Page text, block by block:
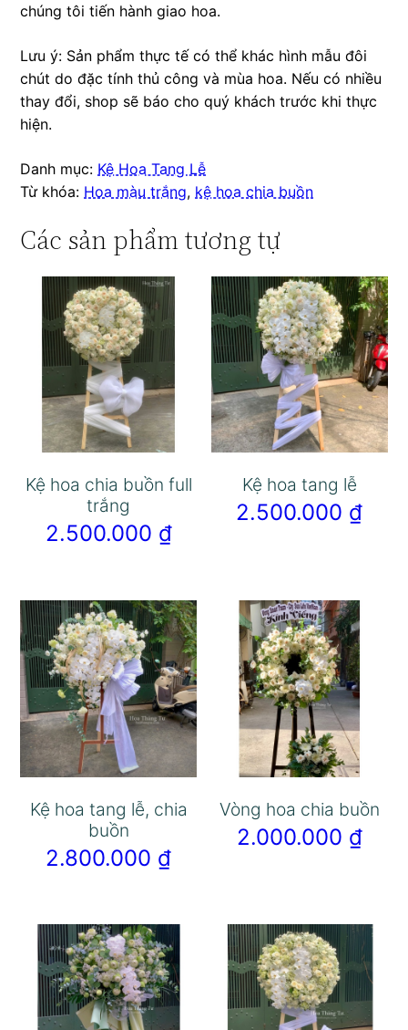
chúng tôi tiến hành giao hoa.
Lưu ý: Sản phẩm thực tế có thể khác hình mẫu đôi
chút do đặc tính thủ công và mùa hoa. Nếu có nhiều
thay đổi, shop sẽ báo cho quý khách trước khi thực
hiện.
Danh mục: Kệ Hoa Tang Lễ
Từ khóa: Hoa màu trắng, kệ hoa chia buồn
Các sản phẩm tương tự
Kệ hoa chia buồn full
trắng
2.500.000 ₫
Kệ hoa tang lễ
2.500.000 ₫
Kệ hoa tang lễ, chia
buồn
2.800.000 ₫
Vòng hoa chia buồn
2.000.000 ₫